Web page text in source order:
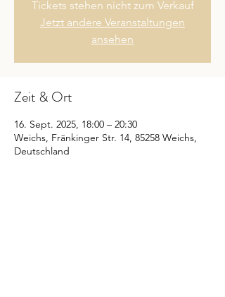
Tickets stehen nicht zum Verkauf
Jetzt andere Veranstaltungen
ansehen
Zeit & Ort
16. Sept. 2025, 18:00 – 20:30
Weichs, Fränkinger Str. 14, 85258 Weichs,
Deutschland